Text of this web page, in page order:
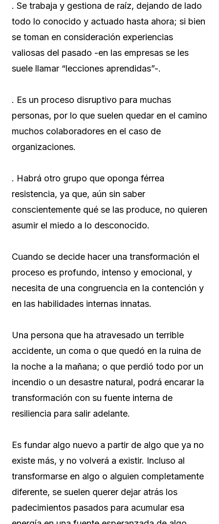
. Se trabaja y gestiona de raíz, dejando de lado
todo lo conocido y actuado hasta ahora; si bien
se toman en consideración experiencias
valiosas del pasado -en las empresas se les
suele llamar “lecciones aprendidas”-.
. Es un proceso disruptivo para muchas
personas, por lo que suelen quedar en el camino
muchos colaboradores en el caso de
organizaciones.
. Habrá otro grupo que oponga férrea
resistencia, ya que, aún sin saber
conscientemente qué se las produce, no quieren
asumir el miedo a lo desconocido.
Cuando se decide hacer una transformación el
proceso es profundo, intenso y emocional, y
necesita de una congruencia en la contención y
en las habilidades internas innatas.
Una persona que ha atravesado un terrible
accidente, un coma o que quedó en la ruina de
la noche a la mañana; o que perdió todo por un
incendio o un desastre natural, podrá encarar la
transformación con su fuente interna de
resiliencia para salir adelante.
Es fundar algo nuevo a partir de algo que ya no
existe más, y no volverá a existir. Incluso al
transformarse en algo o alguien completamente
diferente, se suelen querer dejar atrás los
padecimientos pasados para acumular esa